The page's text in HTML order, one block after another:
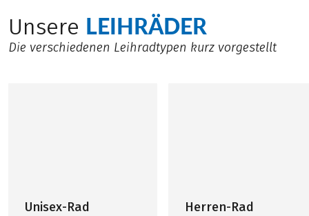
Unsere LEIHRÄDER
Die verschiedenen Leihradtypen kurz vorgestellt
Unisex-Rad Herren-Rad